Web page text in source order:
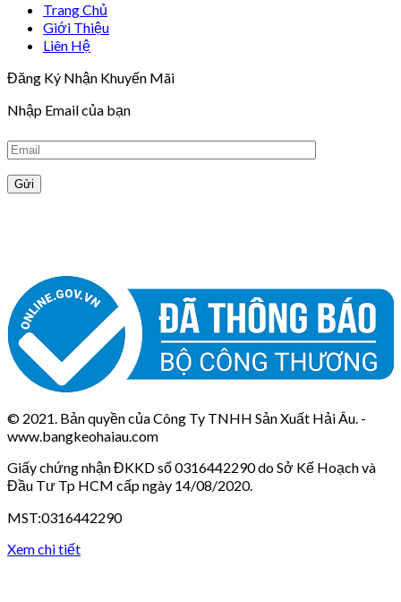
Trang Chủ
Giới Thiệu
Liên Hệ
Đăng Ký Nhận Khuyến Mãi
Nhập Email của bạn
© 2021. Bản quyền của Công Ty TNHH Sản Xuất Hải Âu. -
www.bangkeohaiau.com
Giấy chứng nhận ĐKKD số 0316442290 do Sở Kế Hoạch và
Đầu Tư Tp HCM cấp ngày 14/08/2020.
MST:0316442290
Xem chi tiết